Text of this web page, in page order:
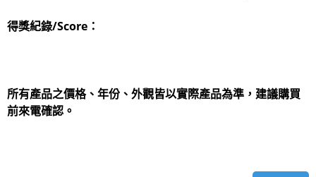
得獎紀錄/Score：
所有產品之價格、年份、外觀皆以實際產品為準，建議購買
前來電確認。